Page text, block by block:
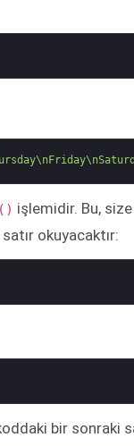
işlemidir. Bu,
okuyacaktır:
bir sonraki